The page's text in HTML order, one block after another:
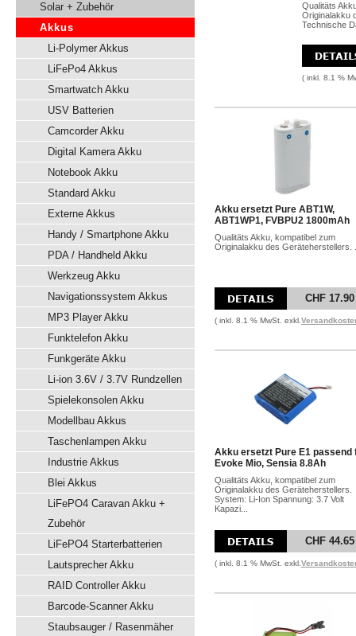
Solar + Zubehör
Akkus
Li-Polymer Akkus
LiFePo4 Akkus
Smartwatch Akku
USV Batterien
Camcorder Akku
Digital Kamera Akku
Notebook Akku
Standard Akku
Externe Akkus
Handy / Smartphone Akku
PDA / Handheld Akku
Werkzeug Akku
Navigationssystem Akkus
MP3 Player Akku
Funktelefon Akku
Funkgeräte Akku
Li-ion 3.6V / 3.7V Rundzellen
Spielekonsolen Akku
Modellbau Akkus
Taschenlampen Akku
Industrie Akkus
Blei Akkus
LiFePO4 Caravan Akku +
Zubehör
LiFePO4 Starterbatterien
Lautsprecher Akku
RAID Controller Akku
Barcode-Scanner Akku
Staubsauger / Rasenmäher
Qualitäts
Originalakku
Technische
( inkl. 8.1 %
Akku ersetzt Pure ABT1W,
ABT1WP1, FVBPU2 1800mAh
Qualitäts Akku, kompatibel zum
Originalakku des Geräteherstellers.
CHF 17.90
( inkl. 8.1 % MwSt. exkl.
Akku ersetzt Pure E1 passend
Evoke Mio, Sensia 8.8Ah
Qualitäts Akku, kompatibel zum
Originalakku des Geräteherstellers.
System: Li-Ion Spannung: 3.7 Volt
Kapazi...
CHF 44.65
( inkl. 8.1 % MwSt. exkl.